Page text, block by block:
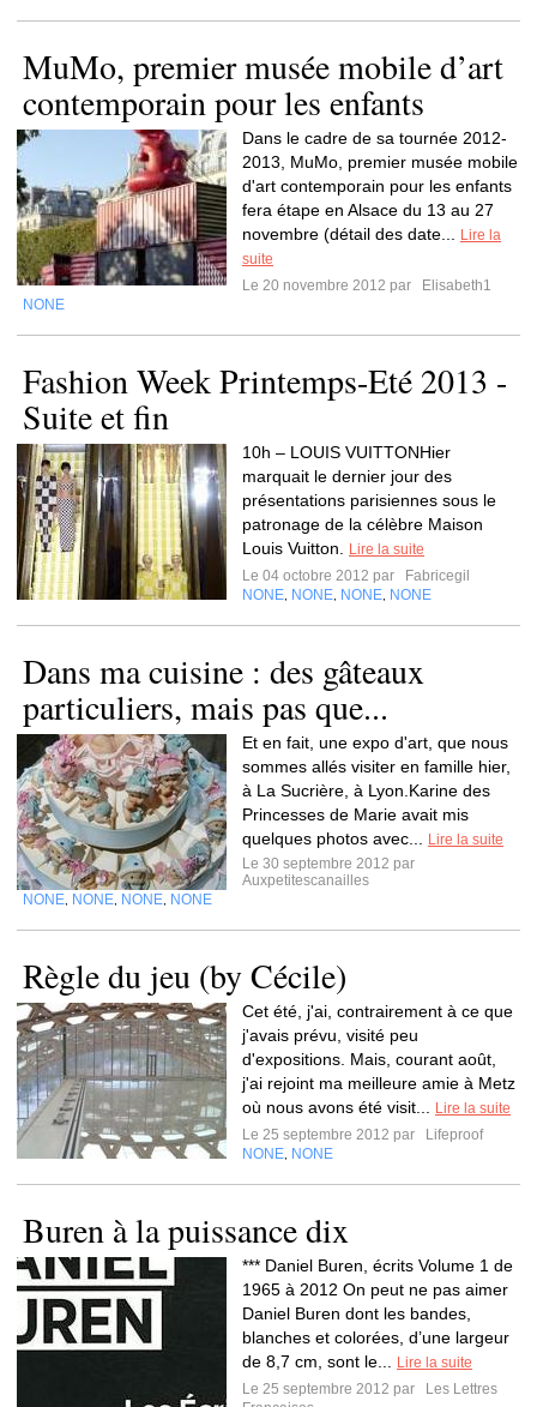
MuMo, premier musée mobile d’art
contemporain pour les enfants
Dans le cadre de sa tournée 2012-
2013, MuMo, premier musée mobile
d'art contemporain pour les enfants
fera étape en Alsace du 13 au 27
novembre (détail des date...
Lire la
suite
Le 20 novembre 2012 par
Elisabeth1
NONE
Fashion Week Printemps-Eté 2013 -
Suite et fin
10h – LOUIS VUITTONHier
marquait le dernier jour des
présentations parisiennes sous le
patronage de la célèbre Maison
Louis Vuitton.
Lire la suite
Le 04 octobre 2012 par
Fabricegil
NONE NONE NONE NONE
Dans ma cuisine : des gâteaux
particuliers, mais pas que...
Et en fait, une expo d'art, que nous
sommes allés visiter en famille hier,
à La Sucrière, à Lyon.Karine des
Princesses de Marie avait mis
quelques photos avec...
Lire la suite
Le 30 septembre 2012 par
Auxpetitescanailles
NONE NONE NONE NONE
Règle du jeu (by Cécile)
Cet été, j'ai, contrairement à ce que
j'avais prévu, visité peu
d'expositions. Mais, courant août,
j'ai rejoint ma meilleure amie à Metz
où nous avons été visit...
Lire la suite
Le 25 septembre 2012 par
Lifeproof
NONE NONE
Buren à la puissance dix
*** Daniel Buren, écrits Volume 1 de
1965 à 2012 On peut ne pas aimer
Daniel Buren dont les bandes,
blanches et colorées, d’une largeur
de 8,7 cm, sont le...
Lire la suite
Le 25 septembre 2012 par
Les Lettres